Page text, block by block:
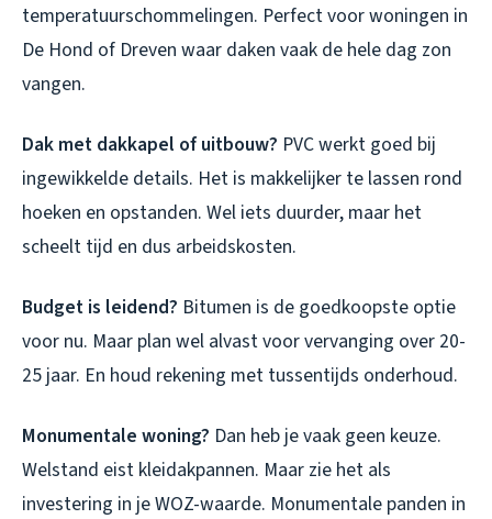
temperatuurschommelingen. Perfect voor woningen in
De Hond of Dreven waar daken vaak de hele dag zon
vangen.
Dak met dakkapel of uitbouw? PVC werkt goed bij
ingewikkelde details. Het is makkelijker te lassen rond
hoeken en opstanden. Wel iets duurder, maar het
scheelt tijd en dus arbeidskosten.
Budget is leidend? Bitumen is de goedkoopste optie
voor nu. Maar plan wel alvast voor vervanging over 20-
25 jaar. En houd rekening met tussentijds onderhoud.
Monumentale woning? Dan heb je vaak geen keuze.
Welstand eist kleidakpannen. Maar zie het als
investering in je WOZ-waarde. Monumentale panden in